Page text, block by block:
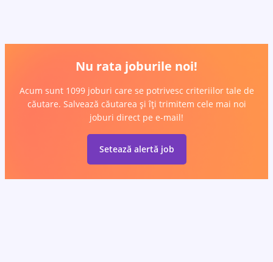
Nu rata joburile noi!
Acum sunt 1099 joburi care se potrivesc criteriilor tale de
căutare. Salvează căutarea și îți trimitem cele mai noi
joburi direct pe e-mail!
Setează alertă job